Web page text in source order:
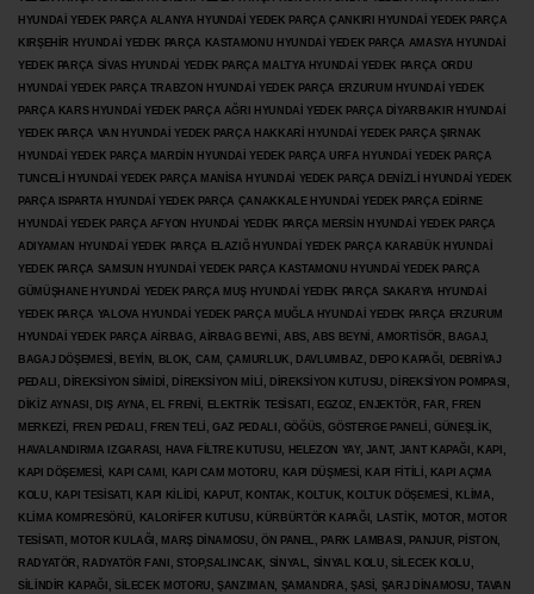
HYUNDAİ YEDEK PARÇA ALANYA HYUNDAİ YEDEK PARÇA ÇANKIRI HYUNDAİ YEDEK PARÇA
KIRŞEHİR HYUNDAİ YEDEK PARÇA KASTAMONU HYUNDAİ YEDEK PARÇA AMASYA HYUNDAİ
YEDEK PARÇA SİVAS HYUNDAİ YEDEK PARÇA MALTYA HYUNDAİ YEDEK PARÇA ORDU
HYUNDAİ YEDEK PARÇA TRABZON HYUNDAİ YEDEK PARÇA ERZURUM HYUNDAİ YEDEK
PARÇA KARS HYUNDAİ YEDEK PARÇA AĞRI HYUNDAİ YEDEK PARÇA DİYARBAKIR HYUNDAİ
YEDEK PARÇA VAN HYUNDAİ YEDEK PARÇA HAKKARİ HYUNDAİ YEDEK PARÇA ŞIRNAK
HYUNDAİ YEDEK PARÇA MARDİN HYUNDAİ YEDEK PARÇA URFA HYUNDAİ YEDEK PARÇA
TUNCELİ HYUNDAİ YEDEK PARÇA MANİSA HYUNDAİ YEDEK PARÇA DENİZLİ HYUNDAİ YEDEK
PARÇA ISPARTA HYUNDAİ YEDEK PARÇA ÇANAKKALE HYUNDAİ YEDEK PARÇA EDİRNE
HYUNDAİ YEDEK PARÇA AFYON HYUNDAİ YEDEK PARÇA MERSİN HYUNDAİ YEDEK PARÇA
ADIYAMAN HYUNDAİ YEDEK PARÇA ELAZIĞ HYUNDAİ YEDEK PARÇA KARABÜK HYUNDAİ
YEDEK PARÇA SAMSUN HYUNDAİ YEDEK PARÇA KASTAMONU HYUNDAİ YEDEK PARÇA
GÜMÜŞHANE HYUNDAİ YEDEK PARÇA MUŞ HYUNDAİ YEDEK PARÇA SAKARYA HYUNDAİ
YEDEK PARÇA YALOVA HYUNDAİ YEDEK PARÇA MUĞLA HYUNDAİ YEDEK PARÇA ERZURUM
HYUNDAİ YEDEK PARÇA AİRBAG, AİRBAG BEYNİ, ABS, ABS BEYNİ, AMORTİSÖR, BAGAJ,
BAGAJ DÖŞEMESİ, BEYİN, BLOK, CAM, ÇAMURLUK, DAVLUMBAZ, DEPO KAPAĞI, DEBRİYAJ
PEDALI, DİREKSİYON SİMİDİ, DİREKSİYON MİLİ, DİREKSİYON KUTUSU, DİREKSİYON POMPASI,
DİKİZ AYNASI, DIŞ AYNA, EL FRENİ, ELEKTRİK TESİSATI, EGZOZ, ENJEKTÖR, FAR, FREN
MERKEZİ, FREN PEDALI, FREN TELİ, GAZ PEDALI, GÖĞÜS, GÖSTERGE PANELİ, GÜNEŞLİK,
HAVALANDIRMA IZGARASI, HAVA FİLTRE KUTUSU, HELEZON YAY, JANT, JANT KAPAĞI, KAPI,
KAPI DÖŞEMESİ, KAPI CAMI, KAPI CAM MOTORU, KAPI DÜŞMESİ, KAPI FİTİLİ, KAPI AÇMA
KOLU, KAPI TESİSATI, KAPI KİLİDİ, KAPUT, KONTAK, KOLTUK, KOLTUK DÖŞEMESİ, KLİMA,
KLİMA KOMPRESÖRÜ, KALORİFER KUTUSU, KÜRBÜRTÖR KAPAĞI, LASTİK, MOTOR, MOTOR
TESİSATI, MOTOR KULAĞI, MARŞ DİNAMOSU, ÖN PANEL, PARK LAMBASI, PANJUR, PİSTON,
RADYATÖR, RADYATÖR FANI, STOP,SALINCAK, SİNYAL, SİNYAL KOLU, SİLECEK KOLU,
SİLİNDİR KAPAĞI, SİLECEK MOTORU, ŞANZIMAN, ŞAMANDRA, ŞASİ, ŞARJ DİNAMOSU, TAVAN